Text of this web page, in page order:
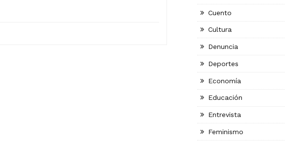
Cuento
Cultura
Denuncia
Deportes
Economía
Educación
Entrevista
Feminismo